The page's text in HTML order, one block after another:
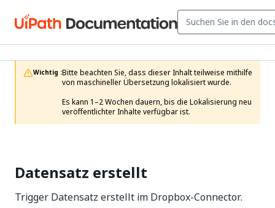
Wichtig :Bitte beachten Sie, dass dieser Inhalt teilweise mithilfe
von maschineller Übersetzung lokalisiert wurde.
Es kann 1–2 Wochen dauern, bis die Lokalisierung neu
veröffentlichter Inhalte verfügbar ist.
Datensatz erstellt
Trigger Datensatz erstellt im Dropbox-Connector.